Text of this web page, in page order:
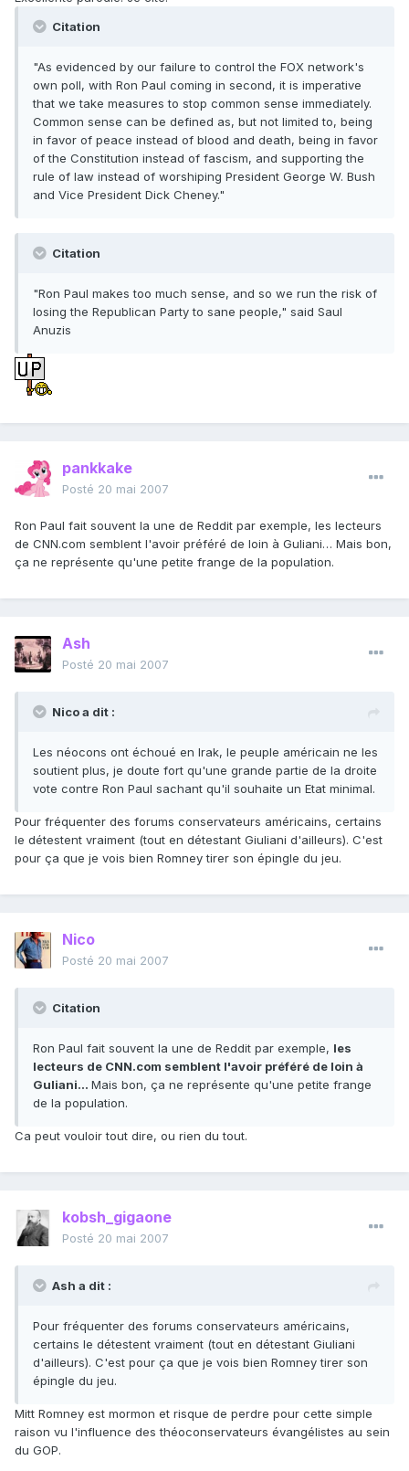
Citation
"As evidenced by our failure to control the FOX network's
own poll, with Ron Paul coming in second, it is imperative
that we take measures to stop common sense immediately.
Common sense can be defined as, but not limited to, being
in favor of peace instead of blood and death, being in favor
of the Constitution instead of fascism, and supporting the
rule of law instead of worshiping President George W. Bush
and Vice President Dick Cheney."
Citation
"Ron Paul makes too much sense, and so we run the risk of
losing the Republican Party to sane people," said Saul
Anuzis
pankkake
Posté 20 mai 2007
Ron Paul fait souvent la une de Reddit par exemple, les lecteurs
de CNN.com semblent l'avoir préféré de loin à Guliani… Mais bon,
ça ne représente qu'une petite frange de la population.
Ash
Posté 20 mai 2007
Nico a dit :
Les néocons ont échoué en Irak, le peuple américain ne les
soutient plus, je doute fort qu'une grande partie de la droite
vote contre Ron Paul sachant qu'il souhaite un Etat minimal.
Pour fréquenter des forums conservateurs américains, certains
le détestent vraiment (tout en détestant Giuliani d'ailleurs). C'est
pour ça que je vois bien Romney tirer son épingle du jeu.
Nico
Posté 20 mai 2007
Citation
Ron Paul fait souvent la une de Reddit par exemple, les
lecteurs de CNN.com semblent l'avoir préféré de loin à
Guliani… Mais bon, ça ne représente qu'une petite frange
de la population.
Ca peut vouloir tout dire, ou rien du tout.
kobsh_gigaone
Posté 20 mai 2007
Ash a dit :
Pour fréquenter des forums conservateurs américains,
certains le détestent vraiment (tout en détestant Giuliani
d'ailleurs). C'est pour ça que je vois bien Romney tirer son
épingle du jeu.
Mitt Romney est mormon et risque de perdre pour cette simple
raison vu l'influence des théoconservateurs évangélistes au sein
du GOP.